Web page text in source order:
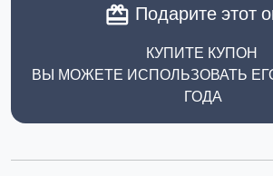
card_giftcard Подарите этот
КУПИТЕ КУПОН
ВЫ МОЖЕТЕ ИСПОЛЬЗОВАТЬ
ГОДА